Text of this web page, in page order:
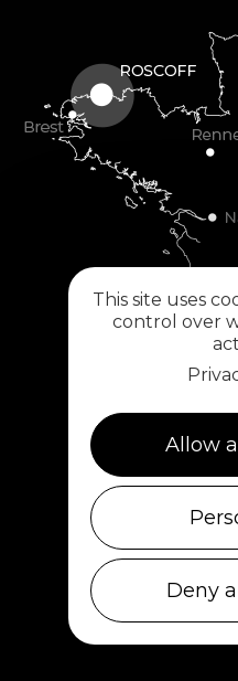
5, rue
02 98
Ile
29253
This site uses
control over
Allow
Deny